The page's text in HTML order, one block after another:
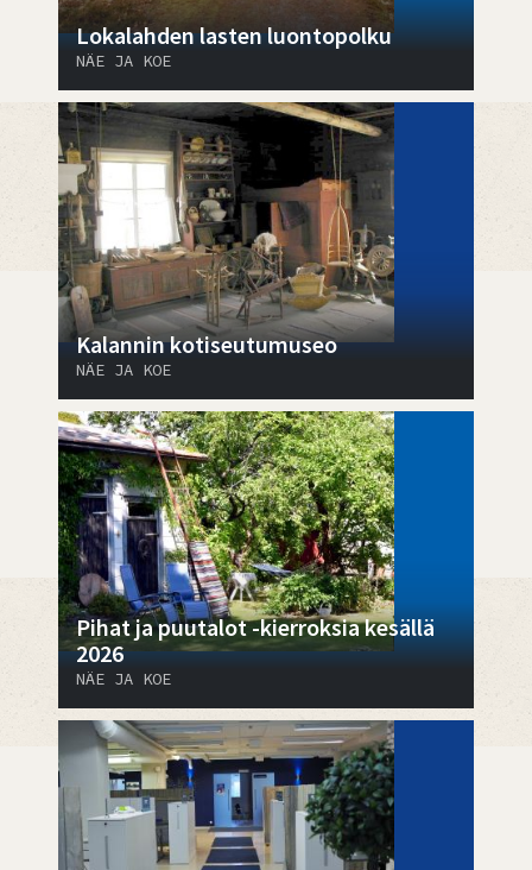
Lokalahden lasten luontopolku
NÄE JA KOE
Kalannin kotiseutumuseo
NÄE JA KOE
Pihat ja puutalot -kierroksia kesällä
2026
NÄE JA KOE